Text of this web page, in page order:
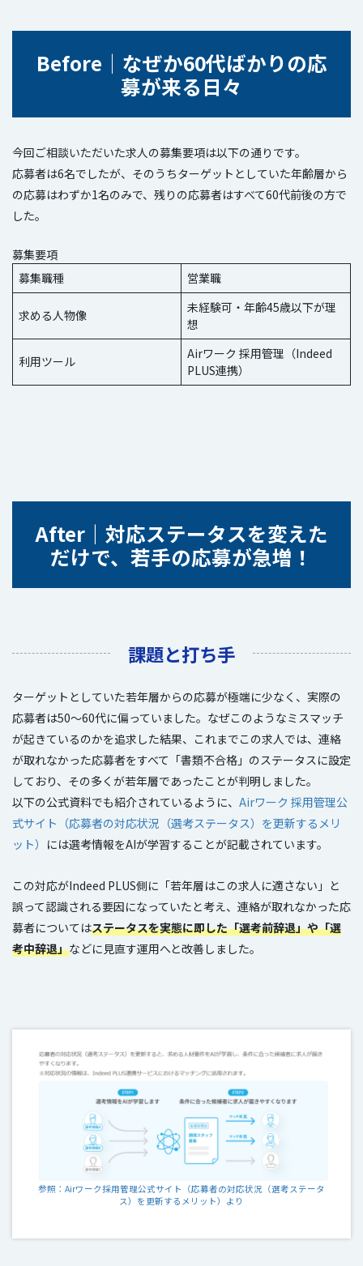
Before │ なぜか60代ばかりの応
募が来る日々
今回ご相談いただいた求人の募集要項は以下の通りです。
応募者は6名でしたが、そのうちターゲットとしていた年齢層から
の応募はわずか1名のみで、残りの応募者はすべて60代前後の方で
した。
募集要項
募集職種
営業職
求める人物像
未経験可・年齢45歳以下が理
想
利用ツール
Airワーク 採用管理（Indeed
PLUS連携）
After｜対応ステータスを変えた
だけで、若手の応募が急増！
課題と打ち手
ターゲットとしていた若年層からの応募が極端に少なく、実際の
応募者は50〜60代に偏っていました。なぜこのようなミスマッチ
が起きているのかを追求した結果、これまでこの求人では、連絡
が取れなかった応募者をすべて「書類不合格」のステータスに設定
しており、その多くが若年層であったことが判明しました。
以下の公式資料でも紹介されているように、 Airワーク 採用管理公
式サイト（応募者の対応状況（選考ステータス）を更新するメリ
ット） には選考情報をAIが学習することが記載されています。
この対応がIndeed PLUS側に「若年層はこの求人に適さない」と
誤って認識される要因になっていたと考え、連絡が取れなかった応
募者についてはステータスを実態に即した「選考前辞退」や「選
考中辞退」などに見直す運用へと改善しました。
参照：Airワーク採用管理公式サイト（応募者の対応状況（選考ステータ
ス）を更新するメリット）より